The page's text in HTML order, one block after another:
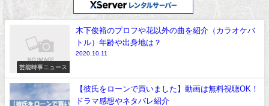
芸能時事ニュース
木下俊裕のプロフや花以外の曲を紹介（カラオケバ
トル）年齢や出身地は？
2020.10.11
【彼氏をローンで買いました】動画は無料視聴OK！
ドラマ感想やネタバレ紹介